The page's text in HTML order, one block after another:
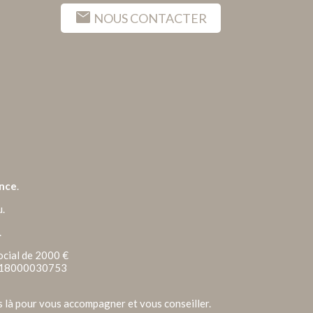
mail NOUS CONTACTER
.
.
de 2000 €
là pour vous accompagner et vous conseiller.